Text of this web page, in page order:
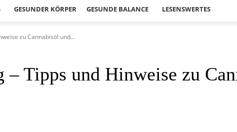
GESUNDER KÖRPER GESUNDE BALANCE LESENSWERTES
zu Cannabisöl und...
Tipps und Hinweise zu